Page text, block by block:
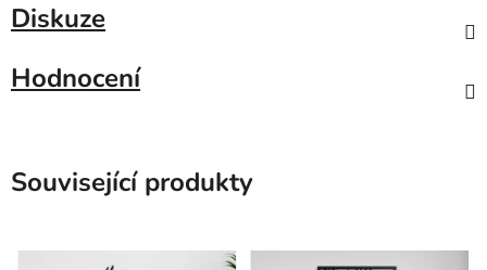
Diskuze
Hodnocení
Související produkty